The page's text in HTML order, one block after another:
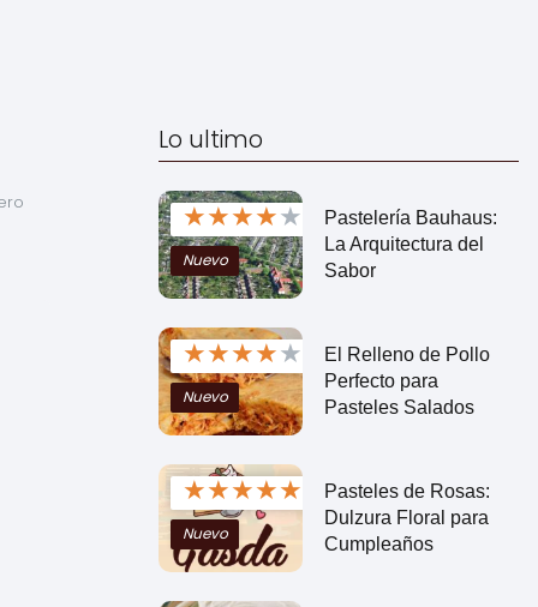
Lo ultimo
★★★★★
Nuevo
Pastelería Bauhaus:
La Arquitectura del
Sabor
★★★★★
Nuevo
El Relleno de Pollo
Perfecto para
Pasteles Salados
★★★★★
Nuevo
Pasteles de Rosas:
Dulzura Floral para
Cumpleaños